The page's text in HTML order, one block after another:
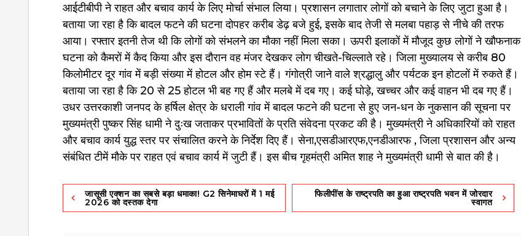
आईटीबीपी ने राहत और बचाव कार्य के लिए मोर्चा संभाल लिया। प्रशासन लगातार लोगों को बचाने के लिए जुटा हुआ है।
बताया जा रहा है कि बादल फटने की घटना दोपहर करीब डेढ़ बजे हुई, इसके बाद तेजी से मलबा पहाड़ से नीचे की तरफ
आया। रफ्तार इतनी तेज थी कि लोगों को संभलने का मौका नहीं मिला सका। ऊपरी इलाकों में मौजूद कुछ लोगों ने खौफनाक
घटना को कैमरों में कैद किया और इस दौरान वह मंजर देखकर लोग चीखते-चिल्लाते रहे। जिला मुख्यालय से करीब 80
किलोमीटर दूर गांव में बड़ी संख्या में होटल और होम स्टे हैं। गंगोत्री जाने वाले श्रद्धालु और पर्यटक इन होटलों में रुकते हैं।
बताया जा रहा है कि 20 से 25 होटल भी बह गए हैं और मलबे में दब गए। कई घोड़े, खच्चर और कई वाहन भी दब गए हैं।
उधर उत्तरकाशी जनपद के हर्षिल क्षेत्र के धराली गांव में बादल फटने की घटना से हुए जन-धन के नुकसान की सूचना पर
मुख्यमंत्री पुष्कर सिंह धामी ने दुःख जताकर प्रभावितों के प्रति संवेदना प्रकट की है। मुख्यमंत्री ने अधिकारियों को राहत
और बचाव कार्य युद्ध स्तर पर संचालित करने के निर्देश दिए हैं। सेना,एसडीआरएफ,एनडीआरफ , जिला प्रशासन और अन्य
संबंधित टीमें मौके पर राहत एवं बचाव कार्य में जुटी हैं। इस बीच गृहमंत्री अमित शाह ने मुख्यमंत्री धामी से बात की है।
Post
navigation
जासूसी एक्शन का सबसे बड़ा धमाका! G2 सिनेमाघरों में 1 मई
2026 को दस्तक देगा
फिलीपींस के राष्ट्रपति का हुआ राष्ट्रपति भवन में जोरदार
स्वागत